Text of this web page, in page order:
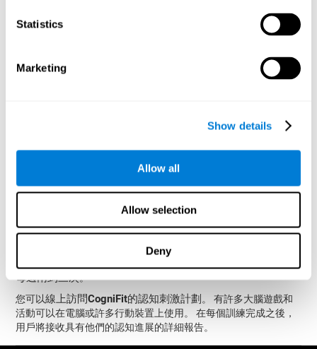
Statistics
Marketing
Show details
Allow all
Allow selection
Deny
如何恢復或提高辨認能力？
所有認知能力，包括辨識能力，都可以訓練和提升。 CogniFit 可
以透過提供個人化訓練計劃來提供協助。
以幫助改善識別和其他認知功能的缺陷。 大腦及其神經網路透過
辨識相關的大腦結構。
CognIFit團隊是由專門從事大腦可塑性和神經發生領域的專業人員
團隊創建的，我們能夠創建個人化認知刺激計劃以滿足每個用戶
過此評估的結果，創建個人化認知程序，幫助訓練和加強每個特
定用戶需要訓練的認知領域。
評估是充分利用訓練計劃的關鍵。CogniFit具有評估工具
每週兩到三次。
您可以線上訪問CogniFit的認知刺激計劃 。 有許多大腦遊戲和
活動可以在電腦或許多行動裝置上使用。 在每個訓練完成之後，
用戶將接收具有他們的認知進展的詳細報告。